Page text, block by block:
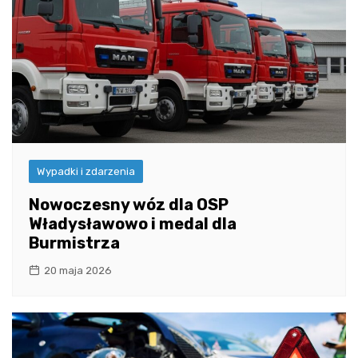
Wypadki i zdarzenia
Nowoczesny wóz dla OSP
Władysławowo i medal dla
Burmistrza
20 maja 2026